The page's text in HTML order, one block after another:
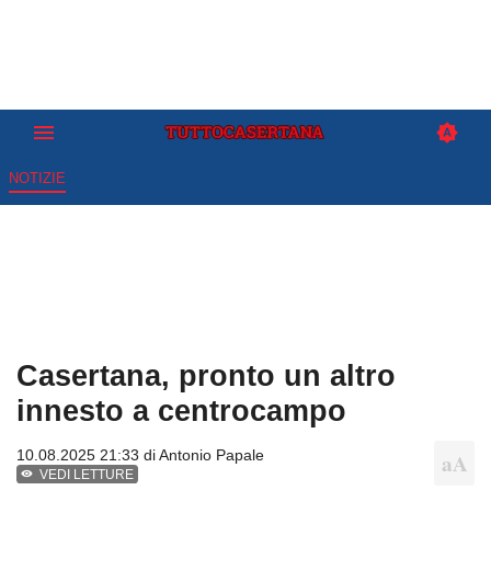
NOTIZIE
Casertana, pronto un altro
innesto a centrocampo
10.08.2025 21:33 diAntonio Papale
VEDI LETTURE